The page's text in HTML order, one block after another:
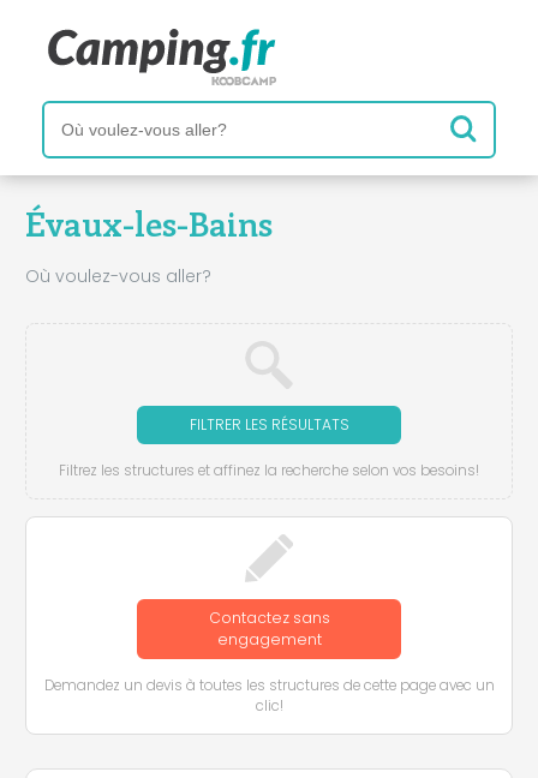
Évaux-les-Bains
Où voulez-vous aller?
FILTRER LES RÉSULTATS
Filtrez les structures et affinez la recherche selon vos besoins!
Contactez sans
engagement
Demandez un devis à toutes les structures de cette page avec un
clic!